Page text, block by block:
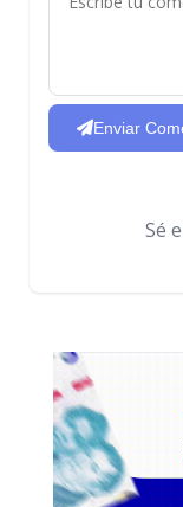
Enviar
Sé